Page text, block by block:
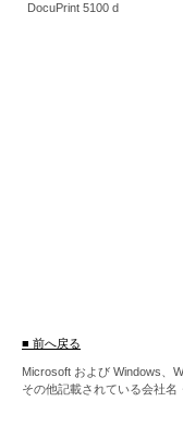
DocuPrint 5100 d
■ 前へ戻る
Microsoft および Windows、
その他記載されている会社名